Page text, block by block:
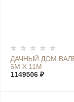
ДАЧНЫЙ ДОМ
6М Х 11М
1149506 ₽